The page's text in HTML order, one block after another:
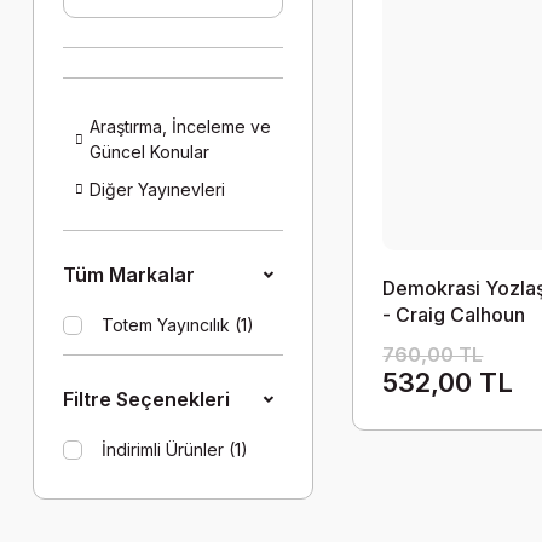
Araştırma, İnceleme ve
Güncel Konular
Diğer Yayınevleri
Tüm Markalar
Totem Yayıncılık (1)
Filtre Seçenekleri
İndirimli Ürünler (1)
Demokrasi
- Craig Calhoun
760,00 TL
532,00 TL